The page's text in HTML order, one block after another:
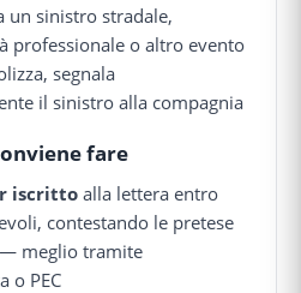
un sinistro stradale,
professionale o altro evento
segnala
il sinistro alla compagnia
fare
iscritto alla lettera entro
contestando le pretese
meglio tramite
o PEC